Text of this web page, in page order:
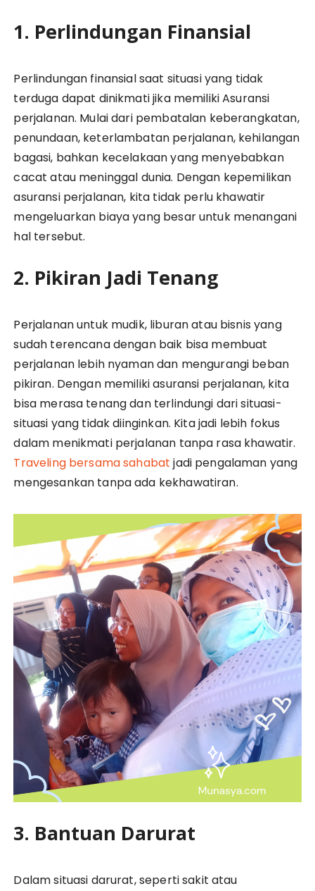
1. Perlindungan Finansial
Perlindungan finansial saat situasi yang tidak
terduga dapat dinikmati jika memiliki Asuransi
perjalanan. Mulai dari pembatalan keberangkatan,
penundaan, keterlambatan perjalanan, kehilangan
bagasi, bahkan kecelakaan yang menyebabkan
cacat atau meninggal dunia. Dengan kepemilikan
asuransi perjalanan, kita tidak perlu khawatir
mengeluarkan biaya yang besar untuk menangani
hal tersebut.
2. Pikiran Jadi Tenang
Perjalanan untuk mudik, liburan atau bisnis yang
sudah terencana dengan baik bisa membuat
perjalanan lebih nyaman dan mengurangi beban
pikiran. Dengan memiliki asuransi perjalanan, kita
bisa merasa tenang dan terlindungi dari situasi-
situasi yang tidak diinginkan. Kita jadi lebih fokus
dalam menikmati perjalanan tanpa rasa khawatir.
Traveling bersama sahabat jadi pengalaman yang
mengesankan tanpa ada kekhawatiran.
3. Bantuan Darurat
Dalam situasi darurat, seperti sakit atau